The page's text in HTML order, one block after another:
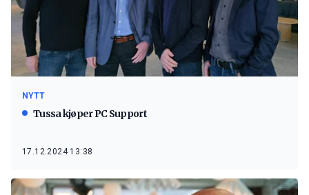
NYTT
Tussa kjøper PC Support
17.12.2024 13:38